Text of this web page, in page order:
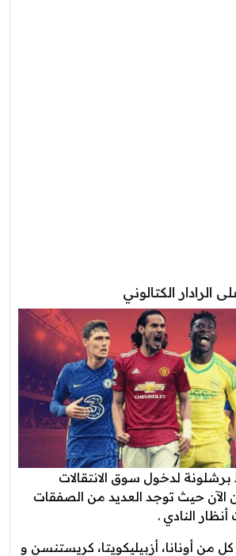
الكتالوني
لدخول سوق الانتقالات
الآن حيث توجد العديد من الصفقات
النادي .
من‏‏ ‏‏أونانا، أزبيليكويتا، كريستنسن و